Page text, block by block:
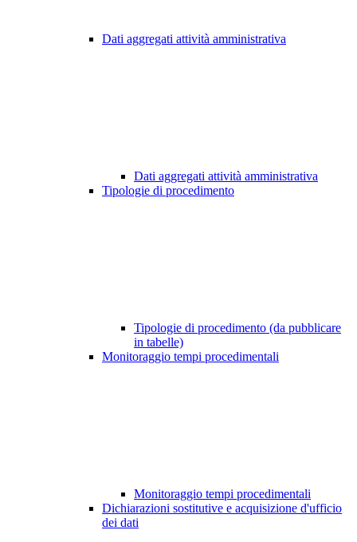
Dati aggregati attività amministrativa
Dati aggregati attività amministrativa
Tipologie di procedimento
Tipologie di procedimento (da pubblicare
in tabelle)
Monitoraggio tempi procedimentali
Monitoraggio tempi procedimentali
Dichiarazioni sostitutive e acquisizione d'ufficio
dei dati